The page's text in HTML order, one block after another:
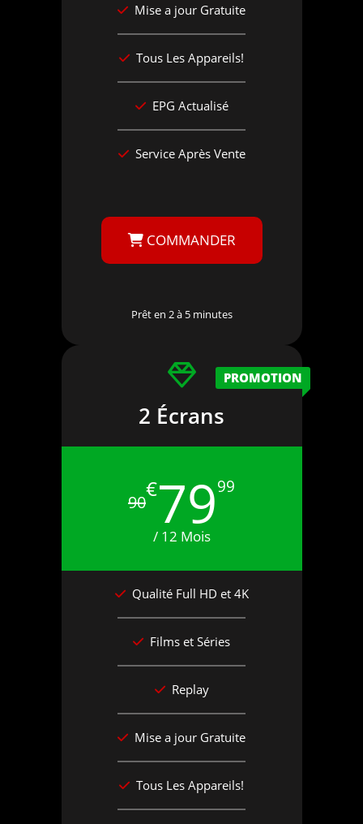
Mise a jour Gratuite
Tous Les Appareils!
EPG Actualisé
Service Après Vente
COMMANDER
Prêt en 2 à 5 minutes
2 Écrans
90
€7999
/ 12 Mois
Qualité Full HD et 4K
Films et Séries
Replay
Mise a jour Gratuite
Tous Les Appareils!
PROMOTION